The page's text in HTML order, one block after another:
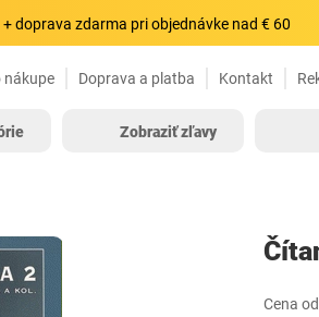
+ doprava zdarma pri objednávke nad € 60
nákupe Doprava a platba Kontakt
Zobraziť zľavy
Cena